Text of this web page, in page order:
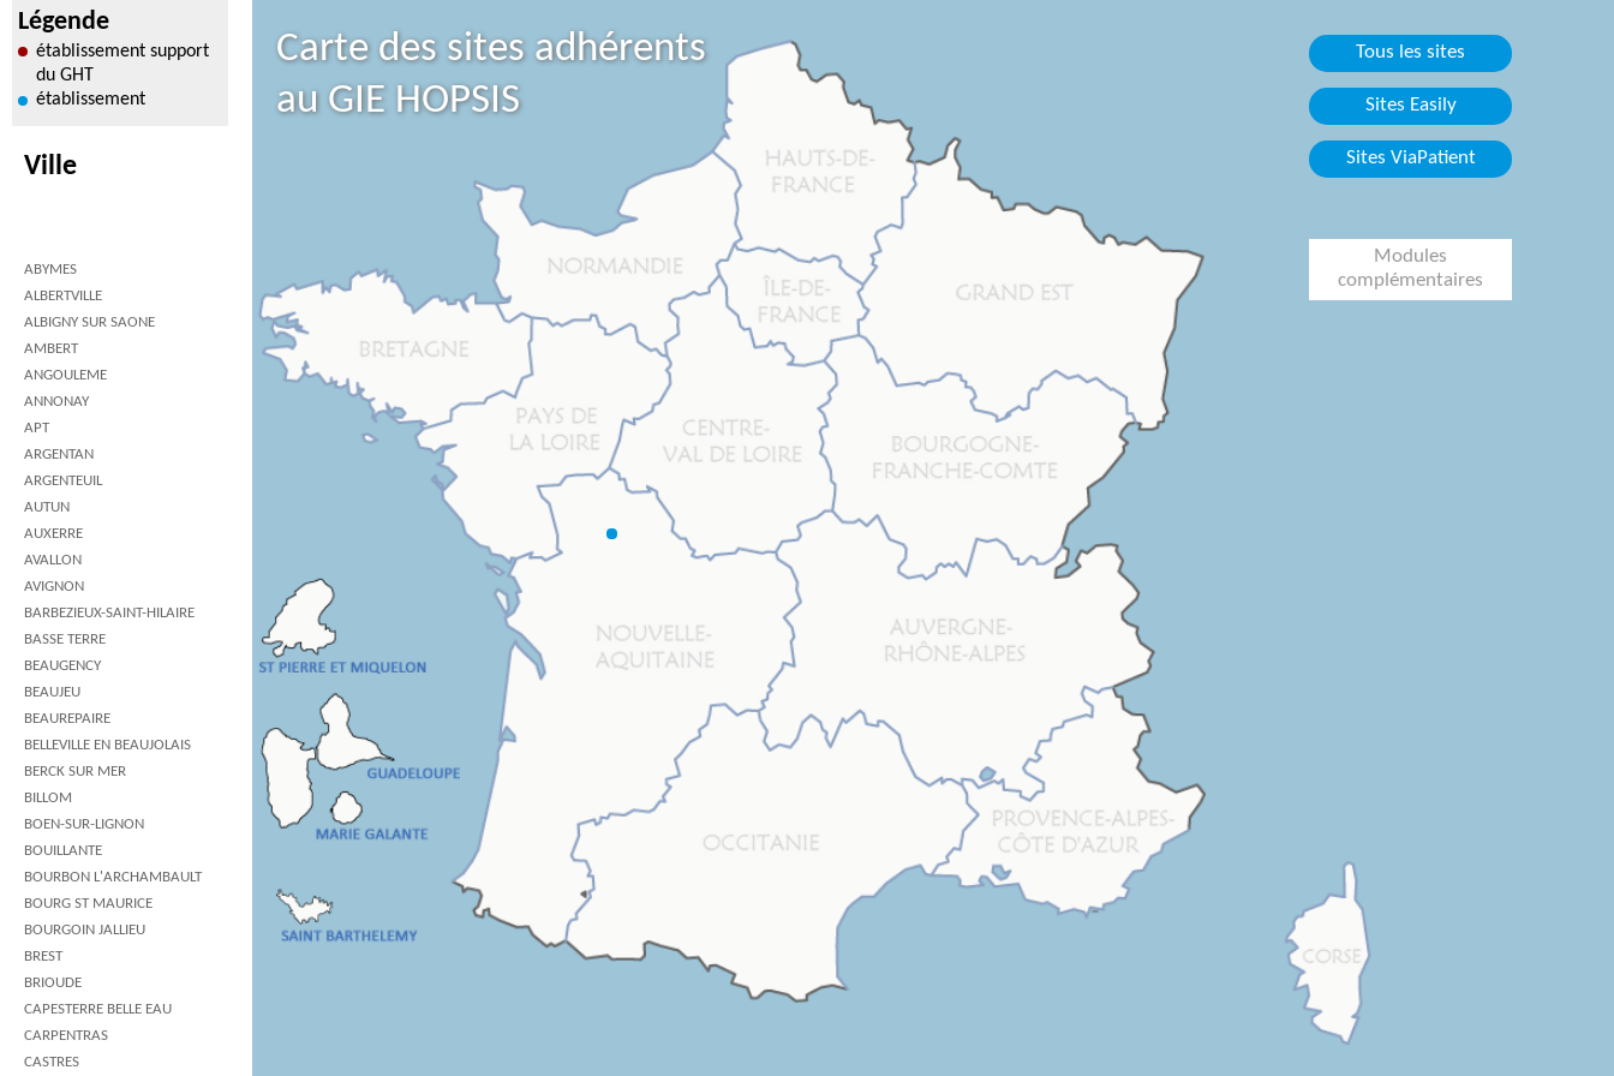
Tous les sites
Sites Easily
Sites ViaPatient
Légende
établissement support
du GHT
établissement
Ville
ABYMES
ALBERTVILLE
ALBIGNY SUR SAONE
AMBERT
ANGOULEME
ANNONAY
APT
ARGENTAN
ARGENTEUIL
AUTUN
AUXERRE
AVALLON
AVIGNON
BARBEZIEUX-SAINT-HILAIRE
BASSE TERRE
BEAUGENCY
BEAUJEU
BEAUREPAIRE
BELLEVILLE EN BEAUJOLAIS
BERCK SUR MER
BILLOM
BOEN-SUR-LIGNON
BOUILLANTE
BOURBON L'ARCHAMBAULT
BOURG ST MAURICE
BOURGOIN JALLIEU
BREST
BRIOUDE
CAPESTERRE BELLE EAU
CARPENTRAS
CASTRES
Carte des sites adhérents
au GIE HOPSIS